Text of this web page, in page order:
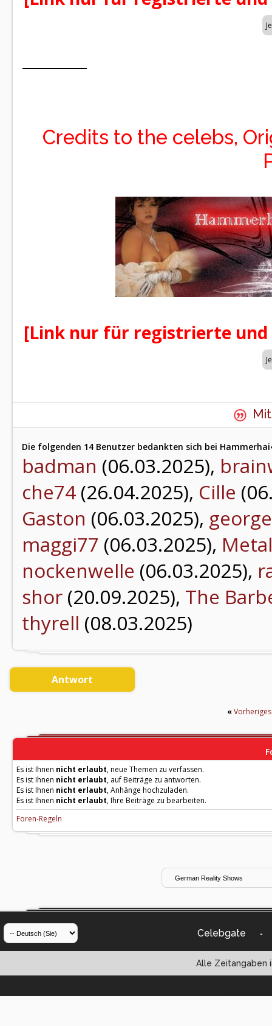
Credits to the celebs,
[Link nur für registrierte
Die folgenden 14 Benutzer bedankten sich bei
badman (06.03.2025),
che74 (26.04.2025), Cille
Gaston (06.03.2025),
maggi77 (06.03.2025),
nockenwelle (06.03.2025),
shor (20.09.2025), The
thyrell (08.03.2025)
Antwort
«
Es ist Ihnen nicht erlaubt, neue Themen zu verfassen.
Es ist Ihnen nicht erlaubt, auf Beiträge zu antworten.
Es ist Ihnen nicht erlaubt, Anhänge hochzuladen.
Es ist Ihnen nicht erlaubt, Ihre Beiträge zu bearbeiten.
Foren-Regeln
Celebgate -
Alle Zeitangaben